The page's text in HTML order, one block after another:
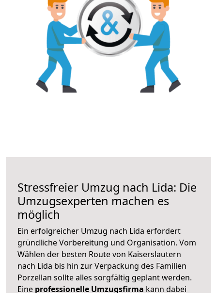
Stressfreier Umzug nach Lida: Die
Umzugsexperten machen es
möglich
Ein erfolgreicher Umzug nach Lida erfordert
gründliche Vorbereitung und Organisation. Vom
Wählen der besten Route von Kaiserslautern
nach Lida bis hin zur Verpackung des Familien
Porzellan sollte alles sorgfältig geplant werden.
Eine professionelle Umzugsfirma kann dabei